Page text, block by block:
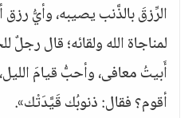
الرِّزقَ بالذَّنب يصيبه، وأيُّ رزق
لمناجاة الله ولقائه؛ قال رجلٌ
أَبيتُ معافى، وأحبُّ قيامَ
أقوم؟ فقال: ذنوبُك قَيَّدَتْك».